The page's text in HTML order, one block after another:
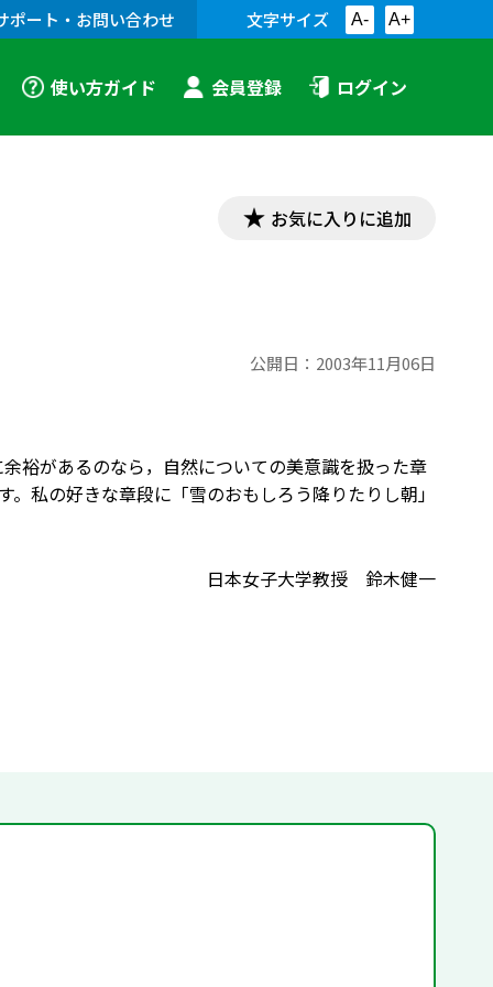
ポート・お問い合わせ 文字サイズ A- A+
使い方ガイド 会員登録 ログイン
お気に入りに追加
公開日： 2003年11月06日
裕があるのなら，自然についての美意識を扱った章
私の好きな章段に「雪のおもしろう降りたりし朝」
日本女子大学教授 鈴木健一